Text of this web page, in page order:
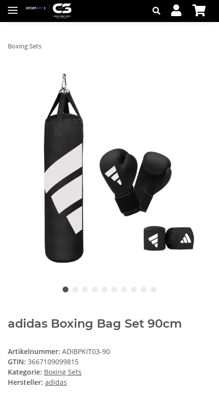
Boxing Sets
adidas Boxing Bag Set 90cm
Artikelnummer: ADIBPKIT03-90
GTIN: 3667109099815
Kategorie: Boxing Sets
Hersteller: adidas